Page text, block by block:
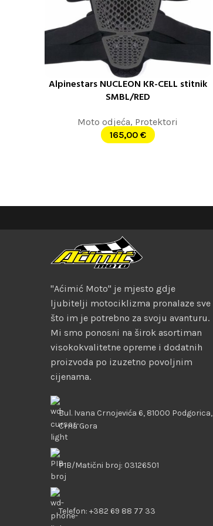
ODABERITE OPCIJE
Alpinestars NUCLEON KR-CELL stitnik
SMBL/RED
Moto odjeća, Protektori
165,00 €
"Aćimić Moto" je mjesto gdje
ljubitelji motociklizma pronalaze sve
što im je potrebno za svoju avanturu.
Mi smo ponosni na širok asortiman
visokokvalitetne opreme i dodatnih
proizvoda po izuzetno povoljnim
cijenama.
Bul. Ivana Crnojevića 6, 81000 Podgorica,
Crna Gora
PIB/Matični broj: 03126501
Telefon: +382 69 88 77 33